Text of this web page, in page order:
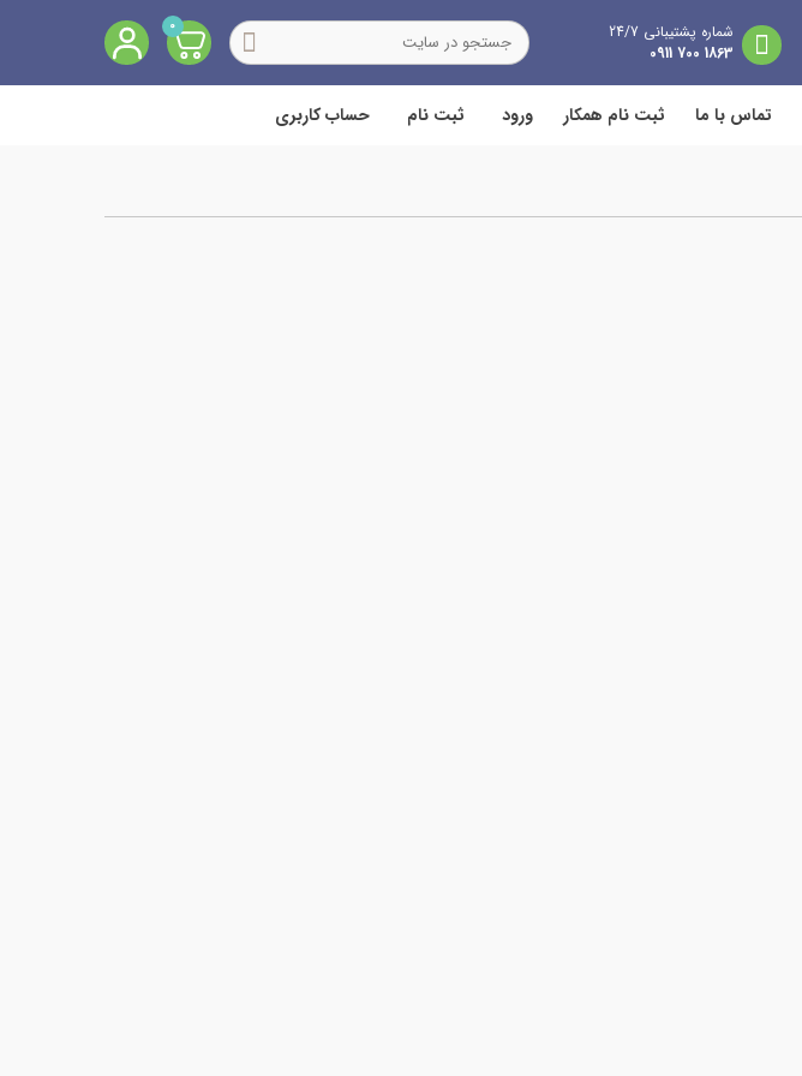
شماره پشتیبانی 24/7
1863 700 0911
0
تماس با ما ثبت نام همکار ورود ثبت نام حساب کاربری